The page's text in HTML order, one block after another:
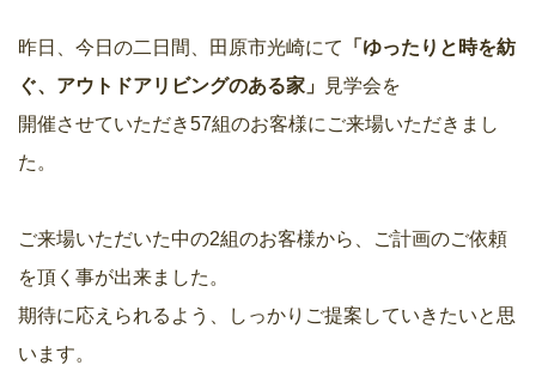
昨日、今日の二日間、田原市光崎にて
「ゆったりと時を紡
ぐ、アウトドアリビングのある家」
見学会を
開催させていただき57組のお客様にご来場いただきまし
た。
ご来場いただいた中の2組のお客様から、ご計画のご依頼
を頂く事が出来ました。
期待に応えられるよう、しっかりご提案していきたいと思
います。